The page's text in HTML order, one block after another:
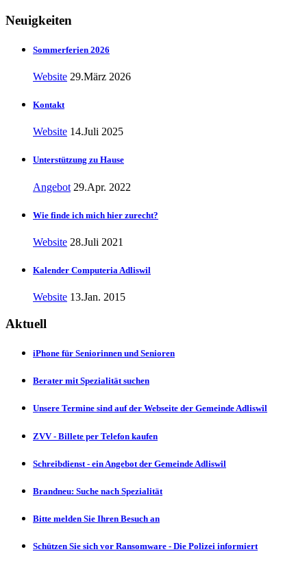
Neuigkeiten
Sommerferien 2026
Website 29.März 2026
Kontakt
Website 14.Juli 2025
Unterstützung zu Hause
Angebot 29.Apr. 2022
Wie finde ich mich hier zurecht?
Website 28.Juli 2021
Kalender Computeria Adliswil
Website 13.Jan. 2015
Aktuell
iPhone für Seniorinnen und Senioren
Berater mit Spezialität suchen
Unsere Termine sind auf der Webseite der Gemeinde Adliswil
ZVV - Billete per Telefon kaufen
Schreibdienst - ein Angebot der Gemeinde Adliswil
Brandneu: Suche nach Spezialität
Bitte melden Sie Ihren Besuch an
Schützen Sie sich vor Ransomware - Die Polizei informiert